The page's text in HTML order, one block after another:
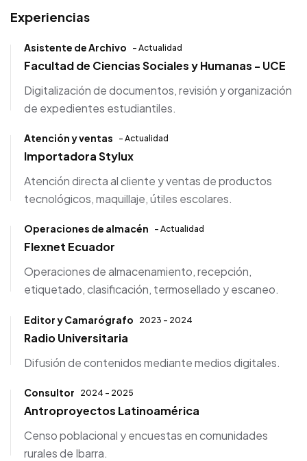
Experiencias
Asistente de Archivo - Actualidad
Facultad de Ciencias Sociales y Humanas - UCE
Digitalización de documentos, revisión y organización
de expedientes estudiantiles.
Atención y ventas - Actualidad
Importadora Stylux
Atención directa al cliente y ventas de productos
tecnológicos, maquillaje, útiles escolares.
Operaciones de almacén - Actualidad
Flexnet Ecuador
Operaciones de almacenamiento, recepción,
etiquetado, clasificación, termosellado y escaneo.
Editor y Camarógrafo 2023 - 2024
Radio Universitaria
Difusión de contenidos mediante medios digitales.
Consultor 2024 - 2025
Antroproyectos Latinoamérica
Censo poblacional y encuestas en comunidades
rurales de Ibarra.